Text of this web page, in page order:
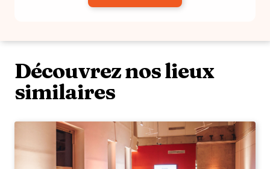
Découvrez nos lieux
similaires